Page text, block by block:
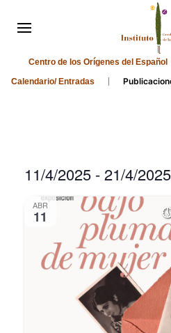
Centro de los Orígenes del Español
Calendario/ Entradas
11/4/2025 - 21/4/2025
Select
ABR